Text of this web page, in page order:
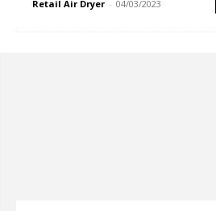
Retail Air Dryer - 04/03/2023